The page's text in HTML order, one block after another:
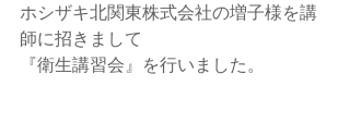
ホシザキ北関東株式会社の増子様を講
師に招きまして
『衛生講習会』を行いました。